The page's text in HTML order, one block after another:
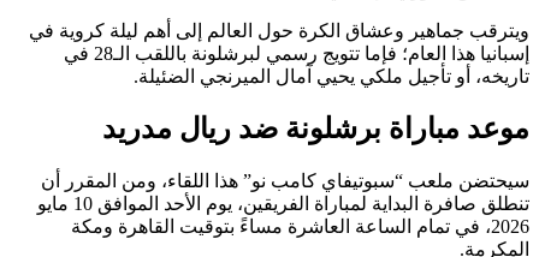
جماهير وعشاق الكرة حول العالم إلى أهم ليلة كروية في
إسبانيا هذا العام؛ فإما تتويج رسمي لبرشلونة باللقب الـ28 في
أو تأجيل ملكي يحيي آمال الميرنجي الضئيلة.
مباراة برشلونة ضد ريال مدريد
ملعب “سبوتيفاي كامب نو” هذا اللقاء، ومن المقرر أن
تنطلق صافرة البداية لمباراة الفريقين، يوم الأحد الموافق 10 مايو
في تمام الساعة العاشرة مساءً بتوقيت القاهرة ومكة